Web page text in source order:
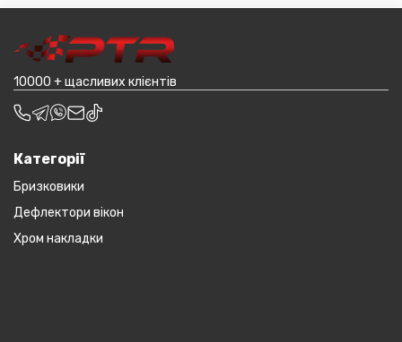
транспортування до місцявидачі (уточнювати з
10000 + щасливих клієнтів
Категорії
Бризковики
Дефлектори вікон
Хром накладки